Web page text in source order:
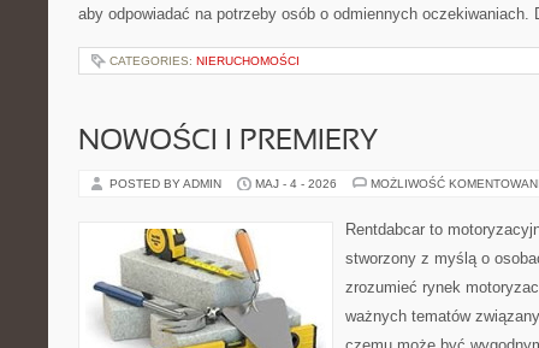
aby odpowiadać na potrzeby osób o odmiennych
CATEGORIES: NIERUCHOMOŚCI
NOWOŚCI I PREMIERY
POSTED BY ADMIN MAJ - 4 - 2026 MOŻLIWOŚĆ
Rentdabcar to
stworzony z myślą o
zrozumieć rynek
ważnych tematów